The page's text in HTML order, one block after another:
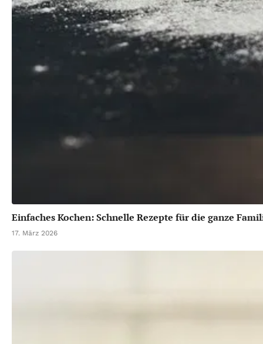
Einfaches Kochen: Schnelle Rezepte für die ganze
17. März 2026